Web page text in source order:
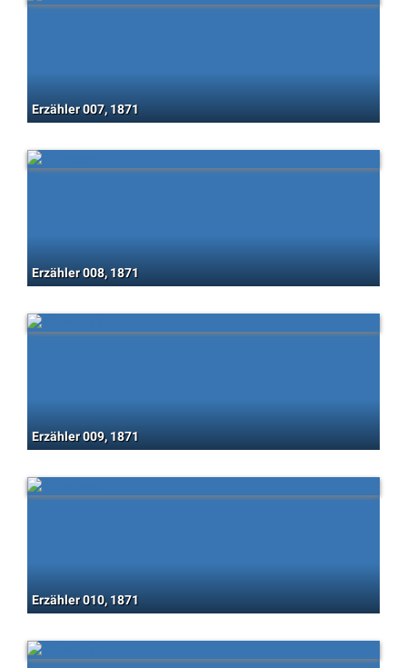
Erzähler 007, 1871
Erzähler 008, 1871
Erzähler 009, 1871
Erzähler 010, 1871